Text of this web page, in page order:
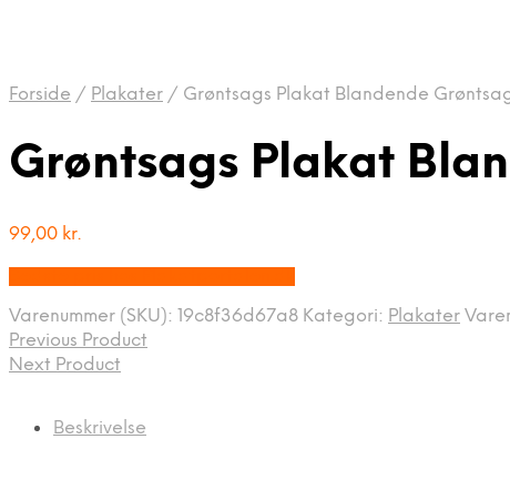
Forside / Plakater / Grøntsags Plakat Blandende
Grøntsags Plakat
99,00 kr.
Varenummer (SKU): 19c8f36d67a8 Kategori: Plakater
Previous Product
Next Product
Beskrivelse